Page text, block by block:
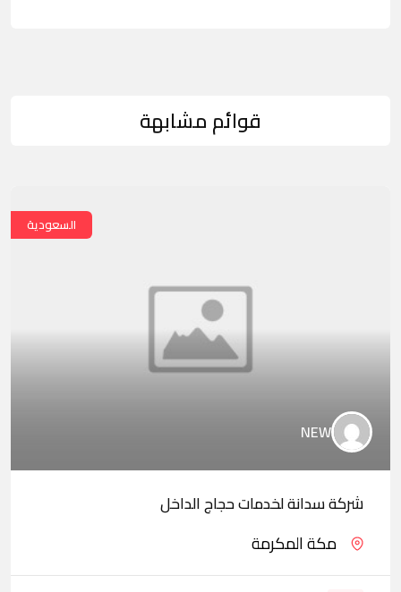
قوائم مشابهة
السعودية
NEW
شركة سدانة لخدمات حجاج الداخل
مكة المكرمة